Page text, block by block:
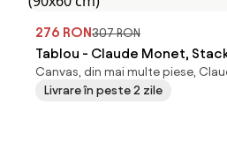
276 RON307 RON
Tablou - Claude Monet,
Wheat (End of Summer) ,
(90x60 cm)
Canvas, din mai multe piese,
Livrare în peste 2 zile